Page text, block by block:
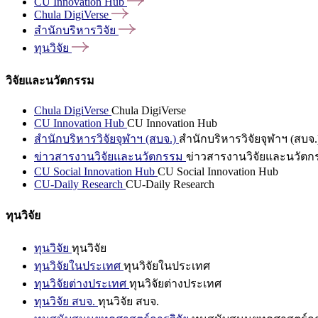
Chula DigiVerse
สำนักบริหารวิจัย
ทุนวิจัย
วิจัยและนวัตกรรม
Chula DigiVerse Chula DigiVerse
CU Innovation Hub CU Innovation Hub
สำนักบริหารวิจัยจุฬาฯ (สบจ.) สำนักบริหารวิจัยจุฬาฯ (สบจ
ข่าวสารงานวิจัยและนวัตกรรม ข่าวสารงานวิจัยและนวัตก
CU Social Innovation Hub CU Social Innovation Hub
CU-Daily Research CU-Daily Research
ทุนวิจัย
ทุนวิจัย ทุนวิจัย
ทุนวิจัยในประเทศ ทุนวิจัยในประเทศ
ทุนวิจัยต่างประเทศ ทุนวิจัยต่างประเทศ
ทุนวิจัย สบจ. ทุนวิจัย สบจ.